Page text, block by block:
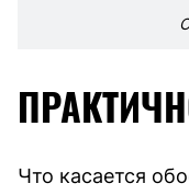
Что касается